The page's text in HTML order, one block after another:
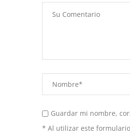
Guardar mi nombre,
* Al utilizar este